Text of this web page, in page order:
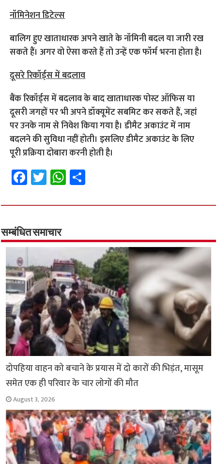
नॉमिनेशन डिटेल्स
बालिग हुए खाताधारक अपने खाते के नॉमिनी बदल या जारी रख
सकते हैं। अगर वो ऐसा करते हैं तो उन्हें एक फॉर्म भरना होता है।
दूसरे रिकॉर्ड्स में बदलाव
बैंक रिकॉर्ड्स में बदलाव के बाद खाताधारक पोस्ट ऑफिस या
दूसरी जगहों पर भी अपने डॉक्यूमेंट सबमिट कर सकते हैं, जहां
पर उनके नाम से निवेश किया गया है। डीमैट अकाउंट में नाम
बदलने की सुविधा नहीं होती। इसलिए डीमैट अकाउंट के लिए
पूरी प्रक्रिया दोबारा करनी होती है।
Fa
ce
b
o
o
k
T
wi
tt
er
W
h
at
p
p
ar
सम्बंधित समाचार
दोपहिया वाहन को बचाने के प्रयास में दो कारों की भिड़ंत, मासूम
समेत एक ही परिवार के चार लोगों की मौत
August 3, 2026